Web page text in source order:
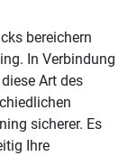
bereichern
In Verbindung
Art des
sicherer. Es
Ihre